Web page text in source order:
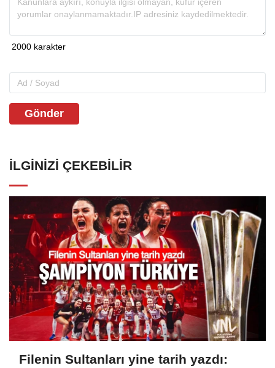
Gönder
İLGINIZI ÇEKEBILIR
Filenin Sultanları yine tarih yazdı: